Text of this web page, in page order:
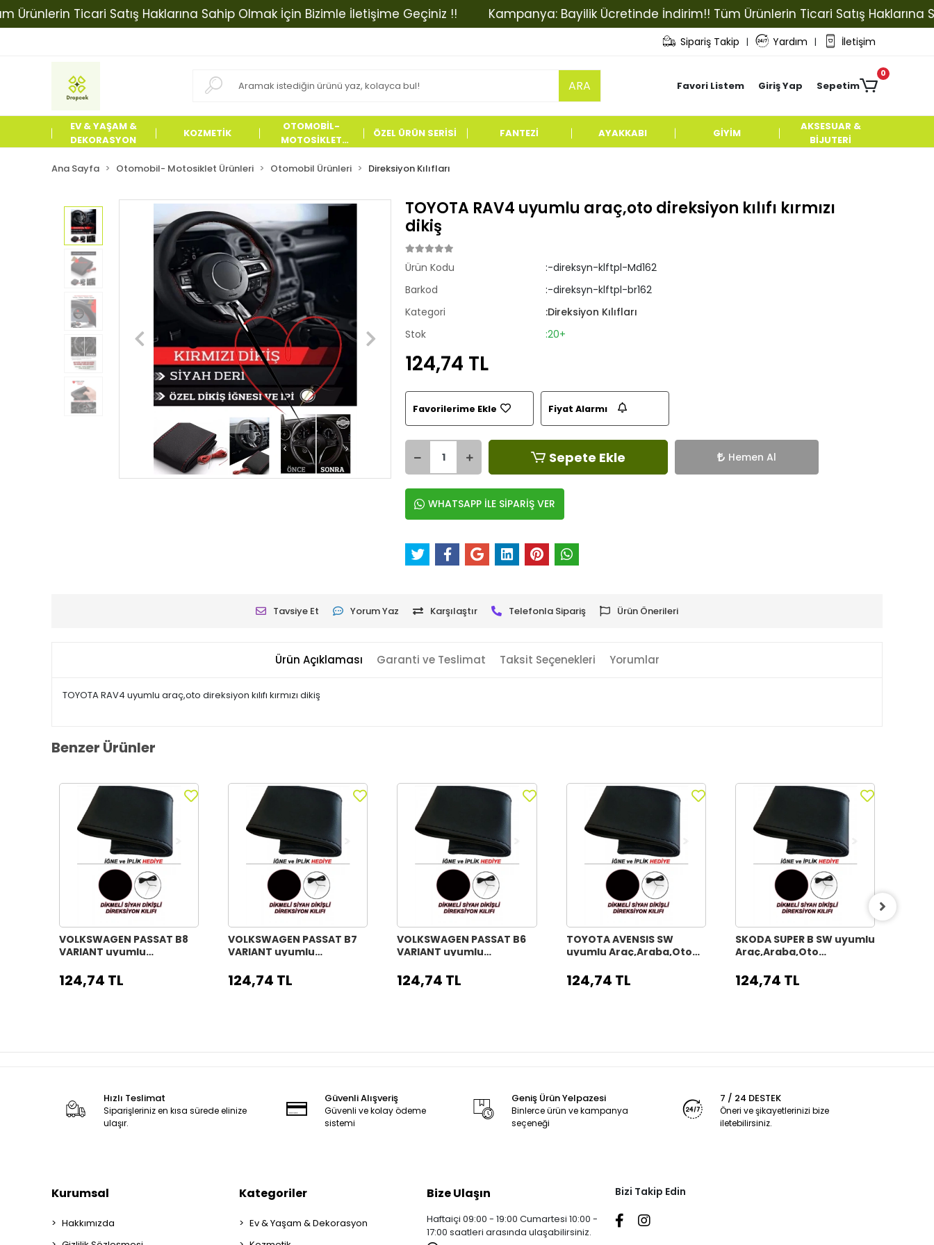
Ticari Satış Haklarına Sahip Olmak İçin Bizimle İletişime Geçiniz !! Kampanya: Bayilik Ücretinde İndirim!! Tüm Ürünlerin Ticari Satış Haklarına
Sipariş Takip | Yardım | İletişim
ARA Favori Listem Giriş Yap Sepetim
0
EV & YAŞAM &
DEKORASYON
KOZMETİK
OTOMOBİL-
MOTOSİKLET
ÖZEL ÜRÜN SERİSİ FANTEZİ AYAKKABI GİYİM
AKSESUAR &
BİJUTERİ
Ana Sayfa Otomobil- Motosiklet Ürünleri Otomobil Ürünleri Direksiyon Kılıfları
TOYOTA RAV4 uyumlu araç,oto direksiyon kılıfı kırmızı
dikiş
Ürün Kodu
:-direksyn-klftpl-Md162
Barkod
:-direksyn-klftpl-br162
Kategori
:Direksiyon Kılıfları
Stok
:20+
124,74 TL
Favorilerime Ekle Fiyat Alarmı
Sepete Ekle Hemen Al
WHATSAPP İLE SİPARİŞ VER
Tavsiye Et Yorum Yaz Karşılaştır Telefonla Sipariş Ürün Önerileri
Ürün Açıklaması Garanti ve Teslimat Taksit Seçenekleri Yorumlar
TOYOTA RAV4 uyumlu araç,oto direksiyon kılıfı kırmızı dikiş
Benzer Ürünler
VOLKSWAGEN PASSAT B8
VARIANT uyumlu
direksiyon kılıfı siyah dikiş
124,74 TL
VOLKSWAGEN PASSAT B7
VARIANT uyumlu
direksiyon kılıfı siyah dikiş
124,74 TL
VOLKSWAGEN PASSAT B6
VARIANT uyumlu
direksiyon kılıfı siyah dikiş
124,74 TL
TOYOTA AVENSIS SW
uyumlu Araç,Araba,Oto
124,74 TL
SKODA SUPER B SW uyumlu
Araç,Araba,Oto
124,74 TL
Hızlı Teslimat
Siparişleriniz en kısa sürede elinize
ulaşır.
Güvenli Alışveriş
Güvenli ve kolay ödeme
sistemi
Geniş Ürün Yelpazesi
Binlerce ürün ve kampanya
seçeneği
7 / 24 DESTEK
Öneri ve şikayetlerinizi bize
iletebilirsiniz.
Kurumsal
Hakkımızda
Kategoriler
Ev & Yaşam & Dekorasyon
Bize Ulaşın
Haftaiçi 09:00 - 19:00 Cumartesi 10:00 -
17:00 saatleri arasında ulaşabilirsiniz.
Bizi Takip Edin